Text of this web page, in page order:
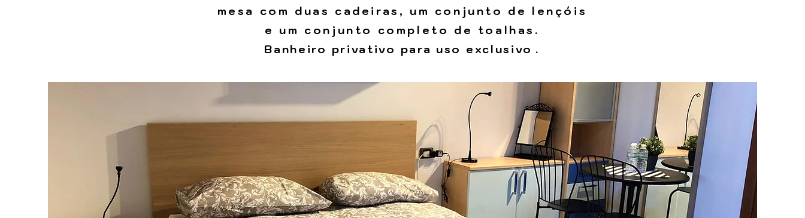
mesa com duas cadeiras, um conjunto de lençóis
e um conjunto completo de toalhas.
Banheiro privativo para uso exclusivo .